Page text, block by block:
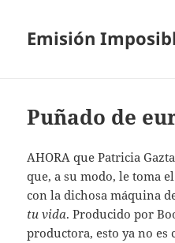
Emisión
Puñado de
AHORA que Patricia
que, a su modo, le toma
con la dichosa máquina
tu vida. Producido por
productora, esto ya no es